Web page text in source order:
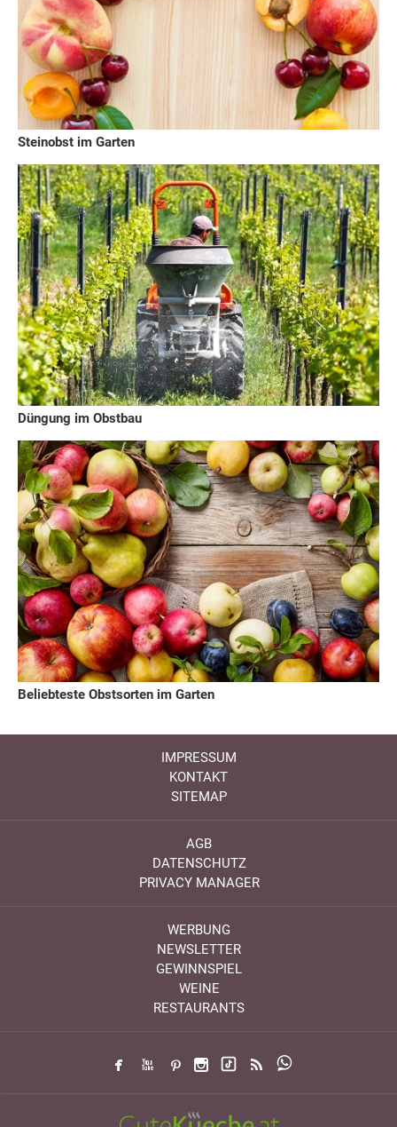
Steinobst im Garten
Düngung im Obstbau
Beliebteste Obstsorten im Garten
IMPRESSUM
KONTAKT
SITEMAP
AGB
DATENSCHUTZ
PRIVACY MANAGER
WERBUNG
NEWSLETTER
GEWINNSPIEL
WEINE
RESTAURANTS